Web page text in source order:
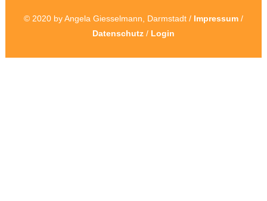
© 2020 by Angela Giesselmann, Darmstadt / Impressum /
Datenschutz / Login